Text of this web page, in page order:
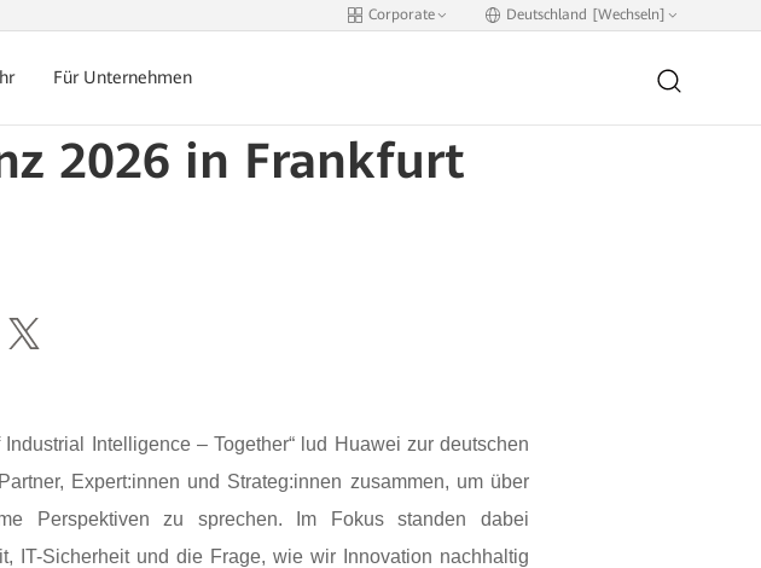
Corporate Deutschland [Wechseln]
Für Unternehmen
2026 in Frankfurt
Intelligence – Together“ lud Huawei zur deutschen
Expert:innen und Strateg:innen zusammen, um über
Perspektiven zu sprechen. Im Fokus standen dabei
IT-Sicherheit und die Frage, wie wir Innovation nachhaltig